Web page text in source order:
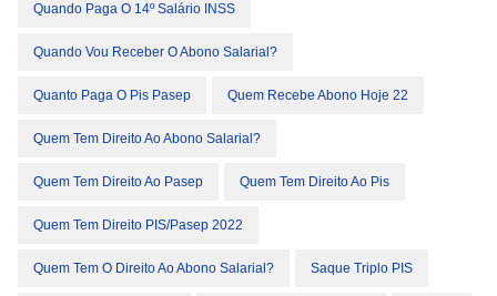
Quando Paga O 14º Salário INSS
Quando Vou Receber O Abono Salarial?
Quanto Paga O Pis Pasep Quem Recebe Abono Hoje 22
Quem Tem Direito Ao Abono Salarial?
Quem Tem Direito Ao Pasep Quem Tem Direito Ao Pis
Quem Tem Direito PIS/Pasep 2022
Quem Tem O Direito Ao Abono Salarial? Saque Triplo PIS